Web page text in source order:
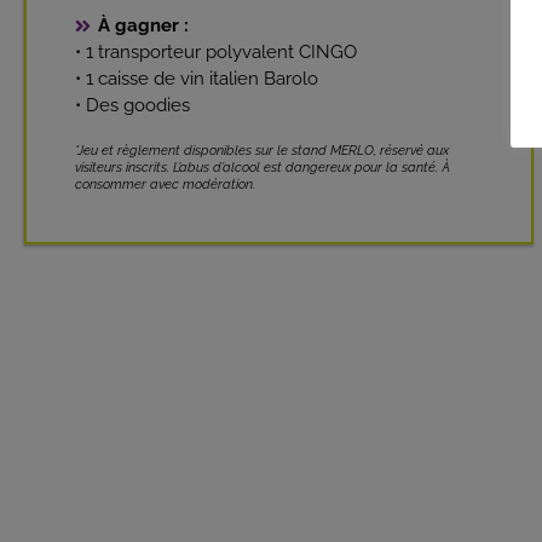
À gagner :
• 1 transporteur polyvalent CINGO
• 1 caisse de vin italien Barolo
• Des goodies
*Jeu et règlement disponibles sur le stand MERLO, réservé aux
visiteurs inscrits. L’abus d’alcool est dangereux pour la santé. À
consommer avec modération.